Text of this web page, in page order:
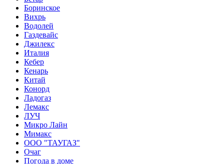
Боринское
Вихрь
Водолей
Газдевайс
Джилекс
Италия
Кебер
Кенарь
Китай
Конорд
Ладогаз
Лемакс
ЛУЧ
Микро Лайн
Мимакс
ООО "ТАУГАЗ"
Очаг
Погода в доме